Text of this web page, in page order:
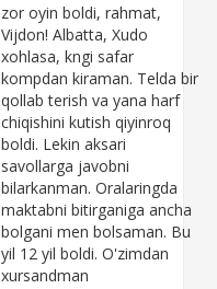
zor oyin boldi, rahmat,
Vijdon! Albatta, Xudo
xohlasa, kngi safar
kompdan kiraman. Telda bir
qollab terish va yana harf
chiqishini kutish qiyinroq
boldi. Lekin aksari
savollarga javobni
bilarkanman. Oralaringda
maktabni bitirganiga ancha
bolgani men bolsaman. Bu
yil 12 yil boldi. O'zimdan
xursandman